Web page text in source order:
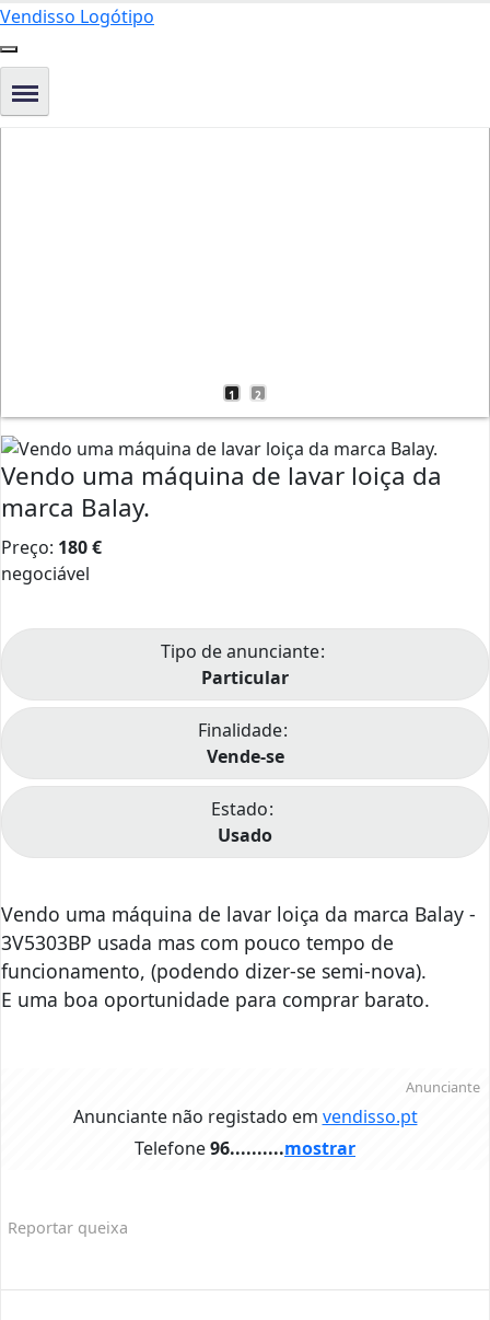
Vendisso Logótipo
1 2
Vendo uma máquina de lavar loiça da
marca Balay.
Preço: 180€
negociável
Tipo de anunciante
Particular
Finalidade
Vende-se
Estado
Usado
Vendo uma máquina de lavar loiça da marca Balay -
3V5303BP usada mas com pouco tempo de
funcionamento, (podendo dizer-se semi-nova).
E uma boa oportunidade para comprar barato.
Telefone96..........mostrar
Anunciante
Anunciante não registado em vendisso.pt
Reportar queixa